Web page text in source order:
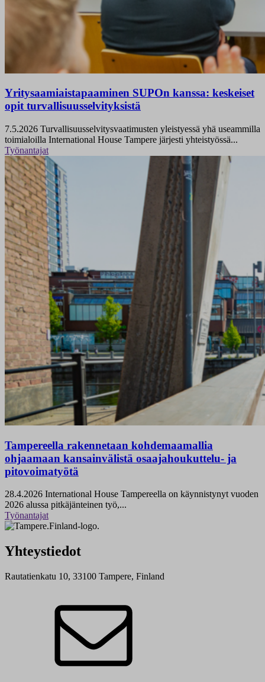
Yritysaamiaistapaaminen SUPOn kanssa: keskeiset
opit turvallisuusselvityksistä
7.5.2026 Turvallisuusselvitysvaatimusten yleistyessä yhä useammilla
toimialoilla International House Tampere järjesti yhteistyössä...
Työnantajat
Tampereella rakennetaan kohdemaamallia
ohjaamaan kansainvälistä osaajahoukuttelu- ja
pitovoimatyötä
28.4.2026 International House Tampereella on käynnistynyt vuoden
2026 alussa pitkäjänteinen työ,...
Työnantajat
Yhteystiedot
Rautatienkatu 10, 33100 Tampere, Finland